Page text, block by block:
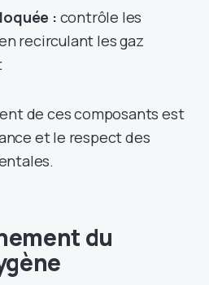
: contrôle les
recirculant les gaz
de ces composants est
et le respect des
du